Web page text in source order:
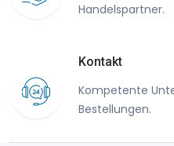
Handelspartner.
Kontakt
Kompetente
Bestellungen.